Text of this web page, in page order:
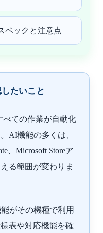
ペックと注意点
たいこと
べての作業が自動化
AI機能の多くは、
、Microsoft Storeア
る範囲が変わりま
がその機種で利用
表や対応機能を確